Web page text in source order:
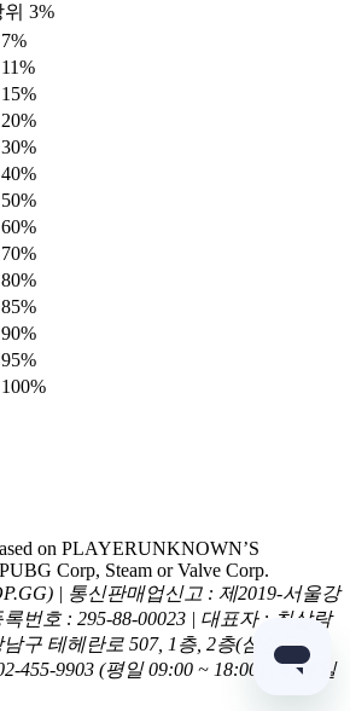
위 3%
on PLAYERUNKNOWN’S
Corp, Steam or Valve Corp.
| 통신판매업신고 : 제2019-서울강
번호 : 295-88-00023 | 대표자 : 최상락
구 테헤란로 507, 1층, 2층(삼성동,
455-9903 (평일 09:00 ~ 18:00) | 이메일